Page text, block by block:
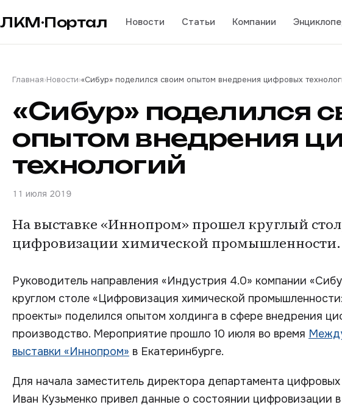
ЛКМ·Портал Новости Статьи Компании
Главная›Новости›«Сибур» поделился своим опытом внедрения цифровых
«Сибур» поделился
опытом внедрения
технологий
11 июля 2019
На выставке «Иннопром» прошел круглый
цифровизации химической промышленности.
Руководитель направления «Индустрия 4.0» компании
круглом столе «Цифровизация химической
проекты» поделился опытом холдинга в сфере внедрения
производство. Мероприятие прошло 10 июля во время
выставки «Иннопром» в Екатеринбурге.
Для начала заместитель директора департамента
Иван Кузьменко привел данные о состоянии цифровизации